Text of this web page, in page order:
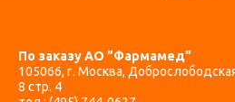
По заказу АО ”Фармамед”
105066, г. Москва,
8 стр. 4